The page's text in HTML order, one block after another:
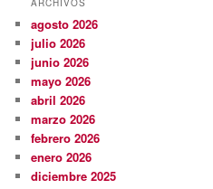
ARCHIVOS
agosto 2026
julio 2026
junio 2026
mayo 2026
abril 2026
marzo 2026
febrero 2026
enero 2026
diciembre 2025